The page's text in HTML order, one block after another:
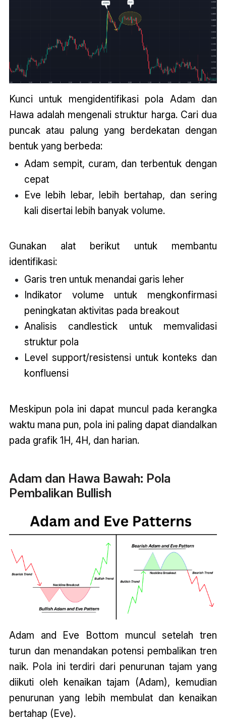
Kunci untuk mengidentifikasi pola Adam dan
Hawa adalah mengenali struktur harga. Cari dua
puncak atau palung yang berdekatan dengan
bentuk yang berbeda:
Adam sempit, curam, dan terbentuk dengan
cepat
Eve lebih lebar, lebih bertahap, dan sering
kali disertai lebih banyak volume.
Gunakan alat berikut untuk membantu
identifikasi:
Garis tren untuk menandai garis leher
Indikator volume untuk mengkonfirmasi
peningkatan aktivitas pada breakout
Analisis candlestick untuk memvalidasi
struktur pola
Level support/resistensi untuk konteks dan
konfluensi
Meskipun pola ini dapat muncul pada kerangka
waktu mana pun, pola ini paling dapat diandalkan
pada grafik 1H, 4H, dan harian.
Adam dan Hawa Bawah: Pola
Pembalikan Bullish
Adam and Eve Bottom muncul setelah tren
turun dan menandakan potensi pembalikan tren
naik. Pola ini terdiri dari penurunan tajam yang
diikuti oleh kenaikan tajam (Adam), kemudian
penurunan yang lebih membulat dan kenaikan
bertahap (Eve).